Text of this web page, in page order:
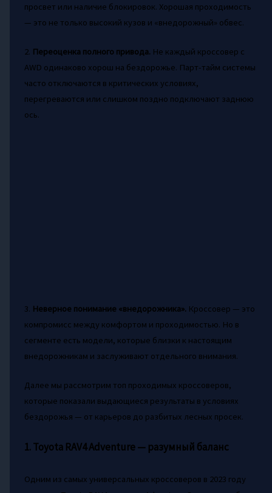
просвет или наличие блокировок. Хорошая проходимость
— это не только высокий кузов и «внедорожный» обвес.
2. Переоценка полного привода. Не каждый кроссовер с
AWD одинаково хорош на бездорожье. Парт-тайм системы
часто отключаются в критических условиях,
перегреваются или слишком поздно подключают заднюю
ось.
3. Неверное понимание «внедорожника». Кроссовер — это
компромисс между комфортом и проходимостью. Но в
сегменте есть модели, которые близки к настоящим
внедорожникам и заслуживают отдельного внимания.
Далее мы рассмотрим топ проходимых кроссоверов,
которые показали выдающиеся результаты в условиях
бездорожья — от карьеров до разбитых лесных просек.
1. Toyota RAV4 Adventure — разумный баланс
Одним из самых универсальных кроссоверов в 2023 году